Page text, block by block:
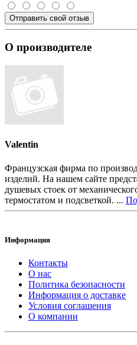
Отправить свой отзыв
О производителе
Valentin
Французская фирма по
изделий. На нашем сайте
душевых стоек от
термостатом и подсветкой. ...
Информация
Контакты
О нас
Политика безопасности
Информация о доставке
Условия соглашения
О компании